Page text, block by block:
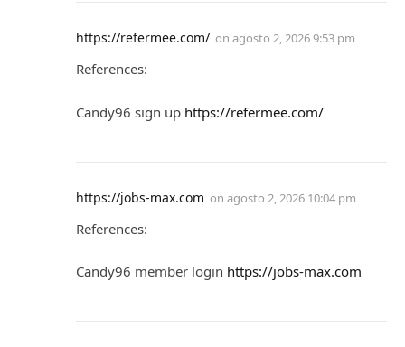
https://refermee.com/ on agosto 2, 2026 9:53 pm
References:
Candy96 sign up https://refermee.com/
https://jobs-max.com on agosto 2, 2026 10:04 pm
References:
Candy96 member login https://jobs-max.com